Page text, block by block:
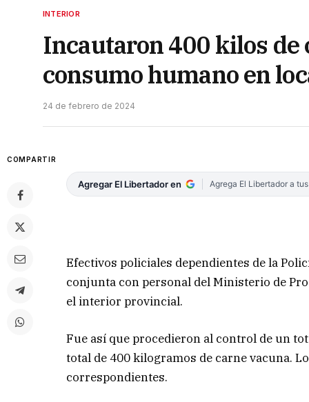
INTERIOR
Incautaron 400 kilos de
consumo humano en
24 de febrero de 2024
COMPARTIR
Agregar El Libertador en Agrega El Libertador a
Efectivos policiales dependientes de la
conjunta con personal del Ministerio de
el interior provincial.
Fue así que procedieron al control de un
total de 400 kilogramos de carne vacuna.
correspondientes.